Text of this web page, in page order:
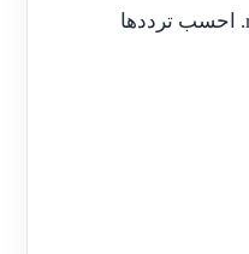
مروحة تدور بسرعة 1200 rpm. احسب ترددها